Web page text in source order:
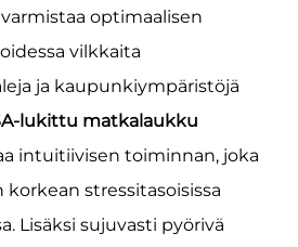
optimaalisen
vilkkaita
ja kaupunkiympäristöjä
lukittu matkalaukku
intuitiivisen toiminnan, joka
stressitasoisissa
Lisäksi sujuvasti pyörivä